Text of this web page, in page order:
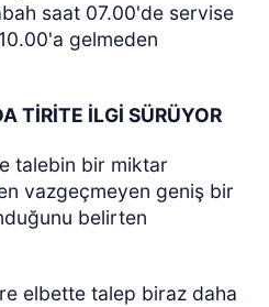
saat 07.00'de servise
gelmeden
TİRİTE İLGİ SÜRÜYOR
talebin bir miktar
vazgeçmeyen geniş bir
belirten
elbette talep biraz daha